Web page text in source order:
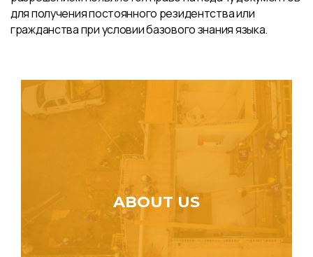
для получения постоянного резидентства или
гражданства при условии базового знания языка.
ABOUT US